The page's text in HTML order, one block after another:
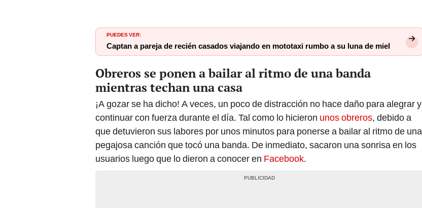
PUEDES VER:
Captan a pareja de recién casados viajando en mototaxi rumbo a su luna de miel
Obreros se ponen a bailar al ritmo de una banda
mientras techan una casa
¡A gozar se ha dicho! A veces, un poco de distracción no hace daño para alegrar y
continuar con fuerza durante el día. Tal como lo hicieron unos obreros, debido a
que detuvieron sus labores por unos minutos para ponerse a bailar al ritmo de una
pegajosa canción que tocó una banda. De inmediato, sacaron una sonrisa en los
usuarios luego que lo dieron a conocer en Facebook.